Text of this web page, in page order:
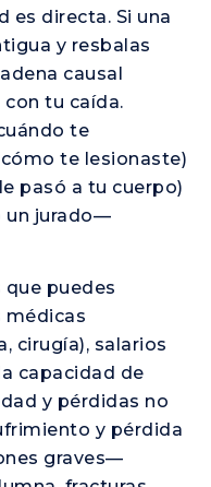
es directa. Si una
y resbalas
causal
tu caída.
te
te lesionaste)
pasó a tu cuerpo)
un jurado—
que puedes
médicas
cirugía), salarios
capacidad de
y pérdidas no
y pérdida
graves—